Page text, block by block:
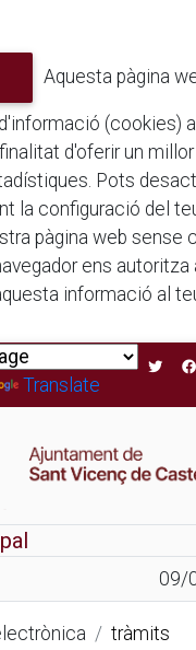
Aquesta pàgina
(cookies)
d'oferir un
Pots
la configuració del
pàgina web sense
ens autoritza
informació al
Translate
09/
tràmits